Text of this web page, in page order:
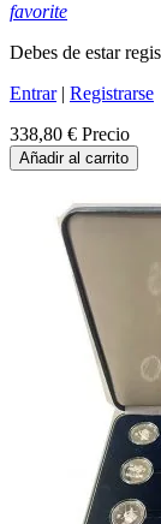
favorite
Debes de estar
Entrar| Registrarse
338,80 € Precio
Añadir al carrito